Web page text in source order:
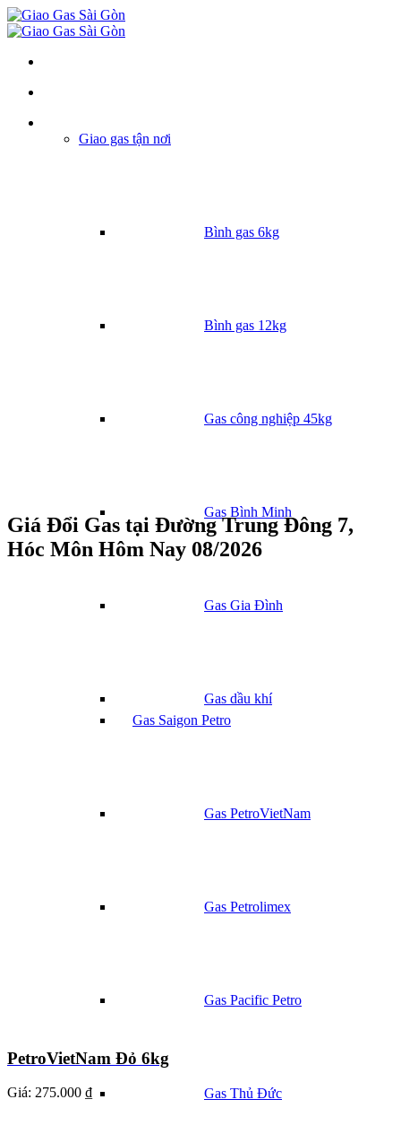
Giao gas tận nơi
Bình gas 6kg
Bình gas 12kg
Gas công nghiệp 45kg
Gas Bình Minh
Gas Gia Đình
Gas dầu khí
Gas Saigon Petro
Gas PetroVietNam
Gas Petrolimex
Gas Pacific Petro
Gas Thủ Đức
Giá Đổi Gas tại Đường Trung Đông 7,
Hóc Môn Hôm Nay 08/2026
PetroVietNam Đỏ 6kg
Giá: 275.000 ₫